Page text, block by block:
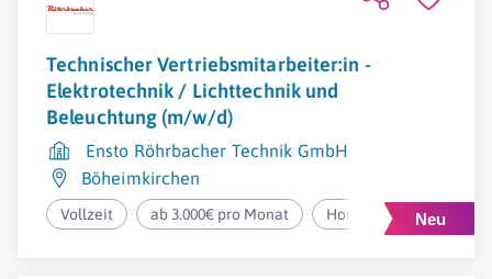
Technischer Vertriebsmitarbeiter:in -
Elektrotechnik / Lichttechnik und
Beleuchtung (m/w/d)
Ensto Röhrbacher Technik GmbH
Böheimkirchen
Vollzeit ab 3.000€ pro Monat Homeoffice